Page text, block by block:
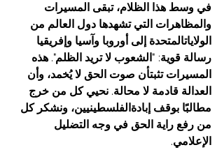
في وسط هذا الظلام، تبقى المسيرات
والمظاهرات التي تشهدها دول العالم من
الولاياتالمتحدة إلى أوروبا وآسيا وإفريقيا
رسالة قوية: "الشعوب لا تريد الظلم". هذه
المسيرات تثبتأن صوت الحق لا يُخمد، وأن
العدالة قادمة لا محالة. نحيي كل من خرج
مطالبًا بوقف إبادةالفلسطينيين، ونشكر كل
من رفع راية الحق في وجه التضليل
الإعلامي.